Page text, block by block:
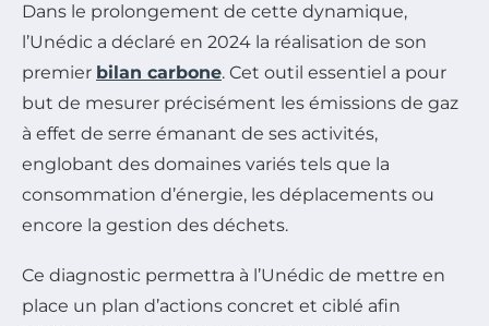
Dans le prolongement de cette dynamique,
l’Unédic a déclaré en 2024 la réalisation de son
premier bilan carbone. Cet outil essentiel a pour
but de mesurer précisément les émissions de gaz
à effet de serre émanant de ses activités,
englobant des domaines variés tels que la
consommation d’énergie, les déplacements ou
encore la gestion des déchets.
Ce diagnostic permettra à l’Unédic de mettre en
place un plan d’actions concret et ciblé afin